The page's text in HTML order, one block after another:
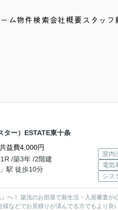
ム物件検索会社概要スタッフ
ター）ESTATE東十条
益費4,000円
/築3年 /2階建
」駅 徒歩10分
室内
電気
シス
へ！ 築浅のお部屋で新生活・入居審査
などでお見積りが済んでる方でもより